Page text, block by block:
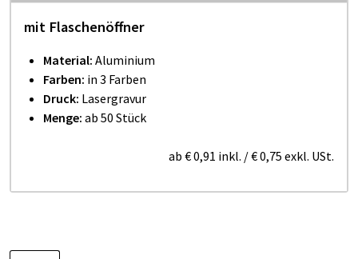
mit Flaschenöffner
Material: Aluminium
Farben: in 3 Farben
Druck: Lasergravur
Menge: ab 50 Stück
ab € 0,91 inkl. /€ 0,75 exkl. USt.